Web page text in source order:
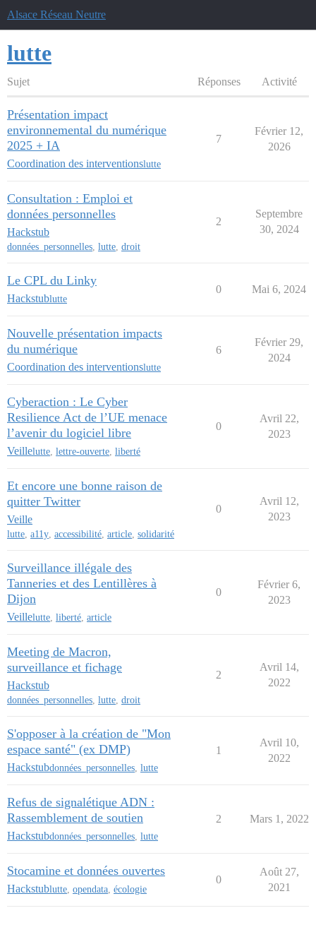
Alsace Réseau Neutre
lutte
Sujet Réponses Activité
Présentation impact
environnemental du numérique
2025 + IA
Coordination des interventionslutte
7
Février 12,
2026
Consultation : Emploi et
données personnelles
Hackstub
données_personnelles, lutte, droit
2
Septembre
30, 2024
Le CPL du Linky
Hackstublutte
0 Mai 6, 2024
Nouvelle présentation impacts
du numérique
Coordination des interventionslutte
6
Février 29,
2024
Cyberaction : Le Cyber
Resilience Act de l’UE menace
l’avenir du logiciel libre
Veillelutte lettre-ouverte liberté
0
Avril 22,
2023
Et encore une bonne raison de
quitter Twitter
Veille
lutte, a11y, accessibilité, article, solidarité
0
Avril 12,
2023
Surveillance illégale des
Tanneries et des Lentillères à
Dijon
Veillelutte liberté article
0
Février 6,
2023
Meeting de Macron,
surveillance et fichage
Hackstub
données_personnelles, lutte, droit
2
Avril 14,
2022
S'opposer à la création de "Mon
espace santé" (ex DMP)
Hackstubdonnées_personnelles lutte
1
Avril 10,
2022
Refus de signalétique ADN :
Rassemblement de soutien
Hackstubdonnées_personnelles lutte
2 Mars 1, 2022
Stocamine et données ouvertes
Hackstublutte opendata écologie
0
Août 27,
2021